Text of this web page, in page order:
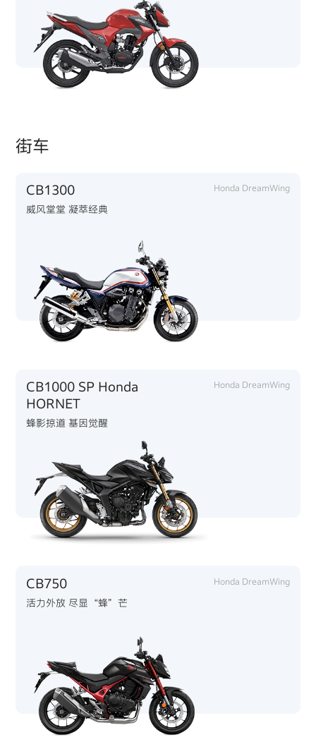
街车
CB1300 Honda DreamWing
威风堂堂 凝萃经典
CB1000 SP Honda
HORNET
Honda DreamWing
蜂影掠道 基因觉醒
CB750 Honda DreamWing
活力外放 尽显“蜂”芒